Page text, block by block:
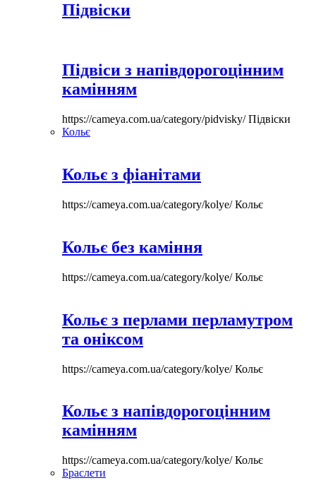
Підвіски
Підвіси з напівдорогоцінним
камінням
https://cameya.com.ua/category/pidvisky/Підвіски
Кольє
Кольє з фіанітами
https://cameya.com.ua/category/kolye/Кольє
Кольє без каміння
https://cameya.com.ua/category/kolye/Кольє
Кольє з перлами перламутром
та оніксом
https://cameya.com.ua/category/kolye/Кольє
Кольє з напівдорогоцінним
камінням
https://cameya.com.ua/category/kolye/Кольє
Браслети